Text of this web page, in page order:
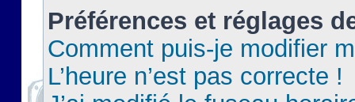
Préférences et réglages
Comment puis-je modifier
L’heure n’est pas correcte !